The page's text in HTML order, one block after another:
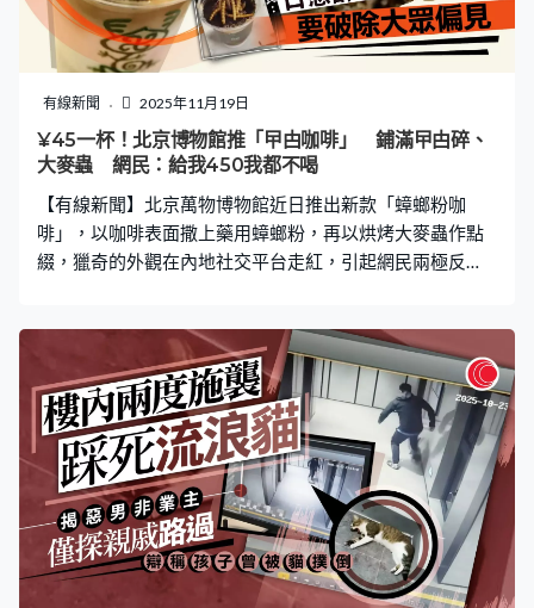
外發現安娜的遺體。 兩名匿名消息人士告訴《每日郵
報》，指安娜的屍體莫名的被塞在床底下，並裹在毯子
內，身上還蓋著救生衣。據了解，法醫辦公室將安娜的死
亡時間定為11月7日上午11點17分，但沒有具體說明死亡
地點和方式。由於涉事的「嘉年華郵輪旅」郵輪當時正航
行在墨西哥科蘇梅爾島和美國邁阿密之間的國際海域，因
有線新聞 2025年11月19日
¥45一杯！北京博物館推「曱甴咖啡」 鋪滿曱甴碎、
大麥蟲 網民：給我450我都不喝
【有線新聞】北京萬物博物館近日推出新款「蟑螂粉咖
啡」，以咖啡表面撒上藥用蟑螂粉，再以烘烤大麥蟲作點
綴，獵奇的外觀在內地社交平台走紅，引起網民兩極反
感酥脆，還有點海苔的香味」，然而由於產品引起爭議，
目前已經停售。 45元一杯 小眾市場日售10多杯 據內媒
報道，萬物博物館於今年6月底推出一系列以「昆蟲為主
題」的飲品，其中「蟑螂粉咖啡」售價每杯45元人民幣，
使用優質咖啡豆作為基底，上層撒以藥用蟑螂粉，並搭配
烘烤過的大麥蟲作為裝飾，另添加海苔粉提味。館長透
露，蟑螂粉來源均是正規中藥房供應的藥用級別蟑螂，符
合食品安全標準，「其實這個咖啡味道還可以的，蟑螂會
稍微有點酸，上面的大麥蟲很香，吃起來酥酥脆脆的，口